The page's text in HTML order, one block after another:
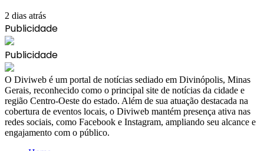
2 dias atrás
Publicidade
Publicidade
​O Diviweb é um portal de notícias sediado em Divinópolis, Minas
Gerais, reconhecido como o principal site de notícias da cidade e
região Centro-Oeste do estado. Além de sua atuação destacada na
cobertura de eventos locais, o Diviweb mantém presença ativa nas
redes sociais, como Facebook e Instagram, ampliando seu alcance e
engajamento com o público.